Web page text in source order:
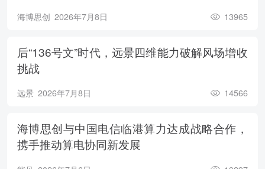
海博思创 2026年7月8日 13965
后“136号文”时代，远景四维能力破解风场增收
挑战
远景 2026年7月8日 14566
海博思创与中国电信临港算力达成战略合作，
携手推动算电协同新发展